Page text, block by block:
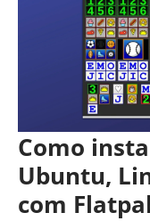
Como
Ubuntu,
com